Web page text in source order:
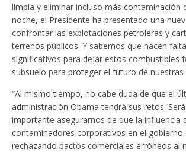
limpia y eliminar incluso más contaminación
noche, el Presidente ha presentado una
confrontar las explotaciones petroleras y
terrenos públicos. Y sabemos que hacen
significativos para dejar estos combustibles
subsuelo para proteger el futuro de nuestras
“Al mismo tiempo, no cabe duda de que el
administración Obama tendrá sus retos.
importante asegurarnos de que la influencia
contaminadores corporativos en el gobierno
rechazando pactos comerciales erróneos al